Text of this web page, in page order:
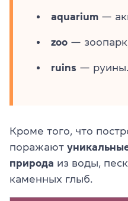
aquarium —
zoo — зоопарк,
ruins — руины.
Кроме того, что
поражают
природа из воды,
каменных глыб.